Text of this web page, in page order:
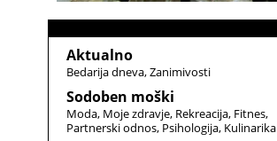
Aktualno
Bedarija dneva Zanimivosti
Sodoben moški
Moda Moje zdravje Rekreacija Fitnes
Partnerski odnos Psihologija Kulinarika